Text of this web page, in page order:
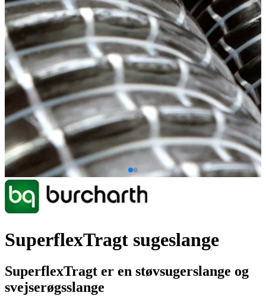
SuperflexTragt sugeslange
SuperflexTragt er en støvsugerslange og
svejserøgsslange